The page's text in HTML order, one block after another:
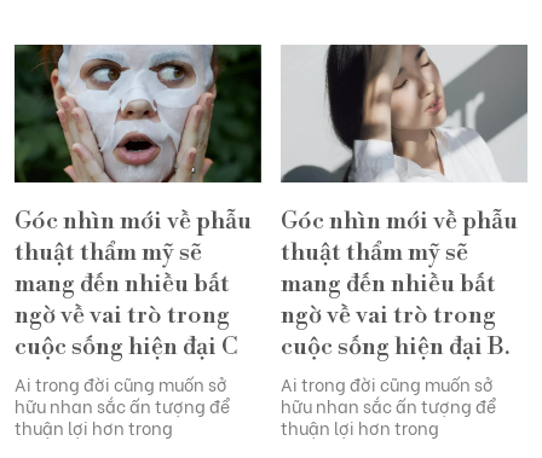
Góc nhìn mới về phẫu
thuật thẩm mỹ sẽ
mang đến nhiều bất
ngờ về vai trò trong
cuộc sống hiện đại C
Ai trong đời cũng muốn sở
hữu nhan sắc ấn tượng để
thuận lợi hơn trong
Góc nhìn mới về phẫu
thuật thẩm mỹ sẽ
mang đến nhiều bất
ngờ về vai trò trong
cuộc sống hiện đại B.
Ai trong đời cũng muốn sở
hữu nhan sắc ấn tượng để
thuận lợi hơn trong